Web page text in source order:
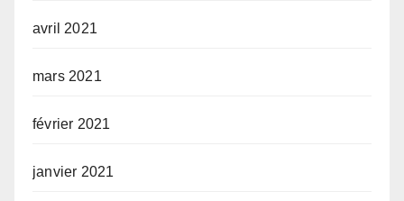
avril 2021
mars 2021
février 2021
janvier 2021